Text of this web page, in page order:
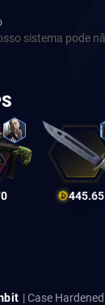
sistema pode
445.65
| Case Hardened